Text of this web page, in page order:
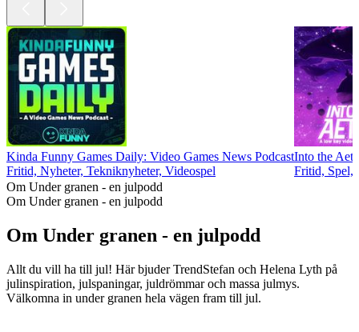
Kinda Funny Games Daily: Video Games News Podcast
Fritid, Nyheter, Tekniknyheter, Videospel
Into the
Fritid, Spel,
Om Under granen - en julpodd
Om Under granen - en julpodd
Om Under granen - en julpodd
Allt du vill ha till jul! Här bjuder TrendStefan och Helena Lyth på
julinspiration, julspaningar, juldrömmar och massa julmys.
Välkomna in under granen hela vägen fram till jul.